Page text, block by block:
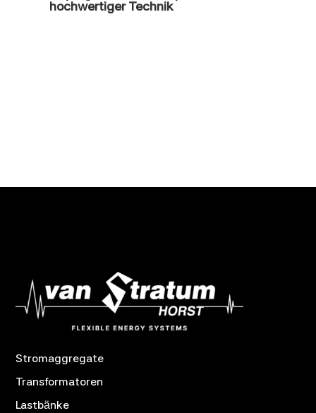
hochwertiger Technik
Stromaggregate
Transformatoren
Lastbänke